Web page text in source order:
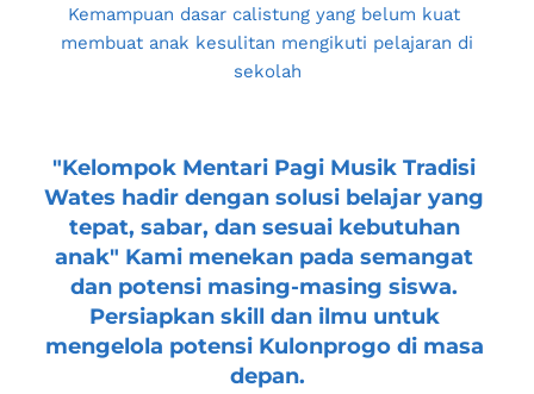
Kemampuan dasar calistung yang belum kuat
membuat anak kesulitan mengikuti pelajaran di
sekolah
"Kelompok Mentari Pagi Musik Tradisi
Wates hadir dengan solusi belajar yang
tepat, sabar, dan sesuai kebutuhan
anak" Kami menekan pada semangat
dan potensi masing-masing siswa.
Persiapkan skill dan ilmu untuk
mengelola potensi Kulonprogo di masa
depan.